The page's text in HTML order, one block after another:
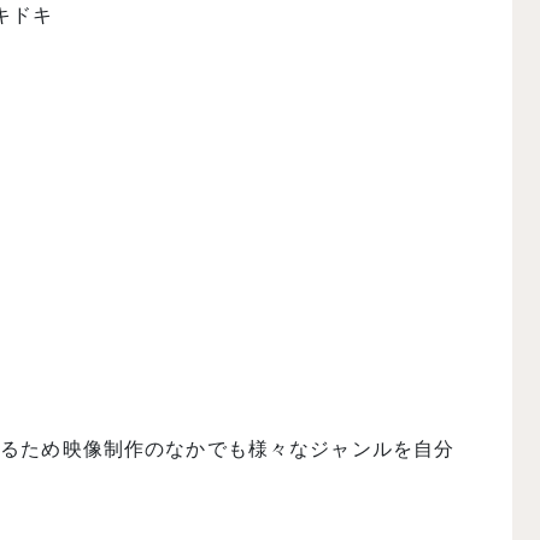
ドキ
ため映像制作のなかでも様々なジャンルを自分